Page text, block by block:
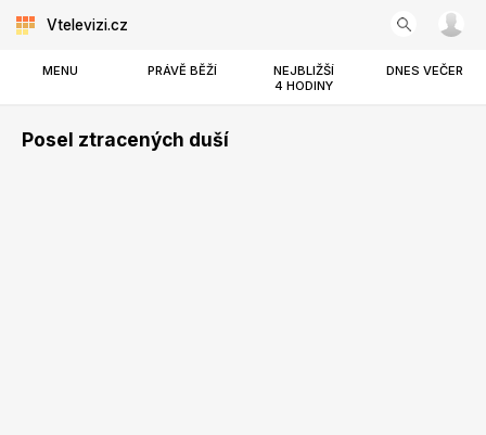
Vtelevizi.cz
MENU PRÁVĚ BĚŽÍ
NEJBLIŽŠÍ
4 HODINY
DNES VEČER
Posel ztracených duší